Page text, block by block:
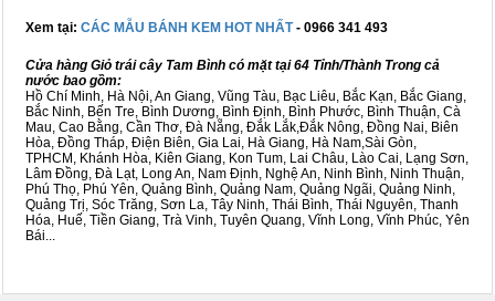
Xem tại: CÁC MẪU BÁNH KEM HOT NHẤT- 0966 341 493
Cửa hàng Giỏ trái cây Tam Bình có mặt tại 64 Tỉnh/Thành Trong cả
nước bao gồm:
Hồ Chí Minh, Hà Nội, An Giang, Vũng Tàu, Bạc Liêu, Bắc Kạn, Bắc Giang,
Bắc Ninh, Bến Tre, Bình Dương, Bình Định, Bình Phước, Bình Thuận, Cà
Mau, Cao Bằng, Cần Thơ, Đà Nẵng, Đắk Lắk,Đắk Nông, Đồng Nai, Biên
Hòa, Đồng Tháp, Điện Biên, Gia Lai, Hà Giang, Hà Nam,Sài Gòn,
TPHCM, Khánh Hòa, Kiên Giang, Kon Tum, Lai Châu, Lào Cai, Lạng Sơn,
Lâm Đồng, Đà Lạt, Long An, Nam Định, Nghệ An, Ninh Bình, Ninh Thuận,
Phú Thọ, Phú Yên, Quảng Bình, Quảng Nam, Quảng Ngãi, Quảng Ninh,
Quảng Trị, Sóc Trăng, Sơn La, Tây Ninh, Thái Bình, Thái Nguyên, Thanh
Hóa, Huế, Tiền Giang, Trà Vinh, Tuyên Quang, Vĩnh Long, Vĩnh Phúc, Yên
Bái...